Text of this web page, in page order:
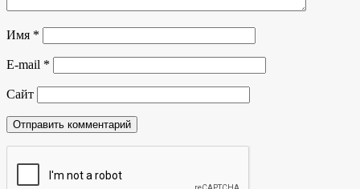
Имя *
E-mail *
Сайт